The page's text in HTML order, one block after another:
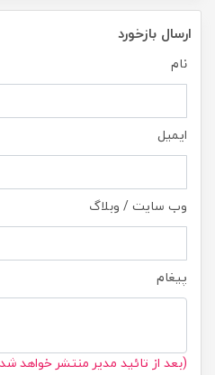
ارسال بازخورد
نام
ایمیل
وب سایت / وبلاگ
پیغام
(بعد از تائید مدیر منتشر خواهد